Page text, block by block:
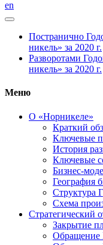
en
Постранично
никель» за 2020 г.
Разворотами
никель» за 2020 г.
Меню
О «Норникеле»
Краткий
Ключевые
История
Ключевые
Бизнес-
География
Структура
Схема
Стратегический
Закрытие
Обращение